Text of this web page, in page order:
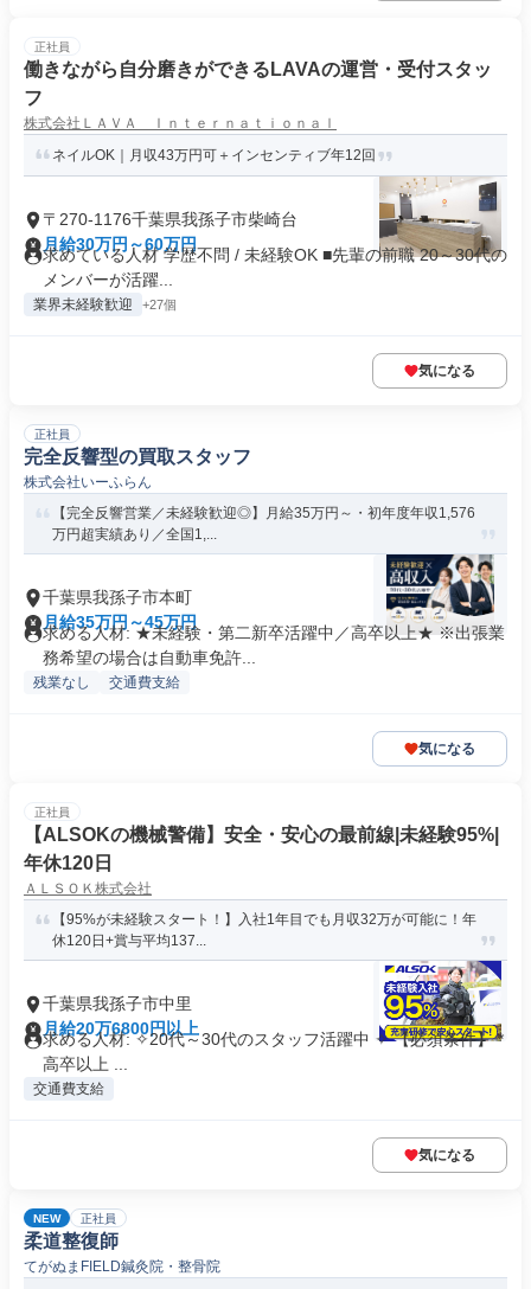
正社員
働きながら自分磨きができるLAVAの運営・受付スタッ
フ
株式会社ＬＡＶＡ Ｉｎｔｅｒｎａｔｉｏｎａｌ
ネイルOK｜月収43万円可＋インセンティブ年12回
〒270-1176千葉県我孫子市柴崎台
月給30万円～60万円
求めている人材 学歴不問 / 未経験OK ■先輩の前職 20～30代の
メンバーが活躍...
業界未経験歓迎 +27個
気になる
正社員
完全反響型の買取スタッフ
株式会社いーふらん
【完全反響営業／未経験歓迎◎】月給35万円～・初年度年収1,576
万円超実績あり／全国1,...
千葉県我孫子市本町
月給35万円～45万円
求める人材: ★未経験・第二新卒活躍中／高卒以上★ ※出張業
務希望の場合は自動車免許...
残業なし 交通費支給
気になる
正社員
【ALSOKの機械警備】安全・安心の最前線|未経験95%|
年休120日
ＡＬＳＯＫ株式会社
【95%が未経験スタート！】入社1年目でも月収32万が可能に！年
休120日+賞与平均137...
千葉県我孫子市中里
月給20万6800円以上
求める人材: ✧20代～30代のスタッフ活躍中 ✧ 【必須条件】 *
高卒以上 ...
交通費支給
気になる
NEW 正社員
柔道整復師
てがぬまFIELD鍼灸院・整骨院